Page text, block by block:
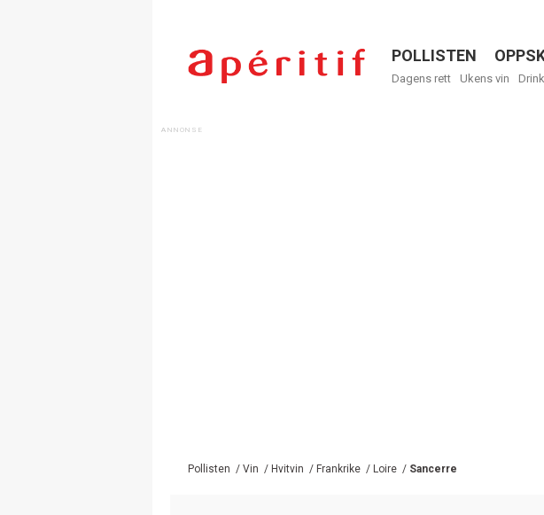
Menu
POLLISTEN
Dagens rett Ukens vin
Pollisten / Vin / Hvitvin / Frankrike / Loire / Sancerre